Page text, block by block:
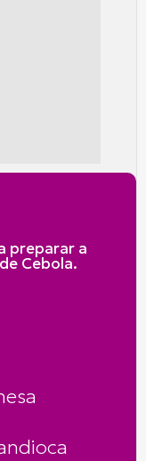
preparar a
Cebola.